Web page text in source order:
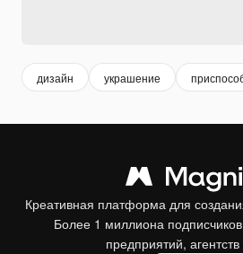
дизайн украшение
Креативная платформа для
Более 1 миллиона
предприятий,